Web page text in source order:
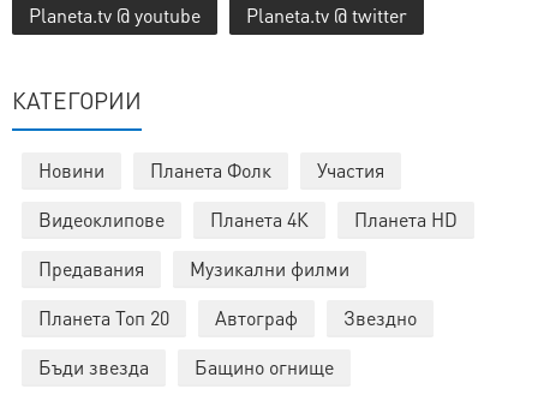
Planeta.tv @ youtube Planeta.tv @ twitter
КАТЕГОРИИ
Новини Планета Фолк
Участия
Видеоклипове
Планета 4К
Планета HD
Предавания
Музикални филми
Планета Топ 20
Автограф
Звездно
Бъди звезда
Бащино огнище